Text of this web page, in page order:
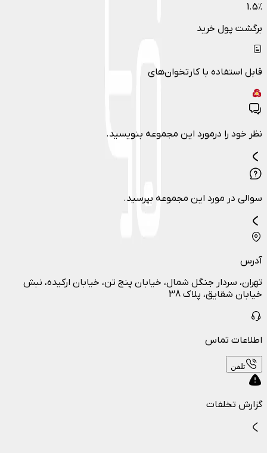
1.5٪
برگشت پول خرید
قابل استفاده با کارتخوان‌های
نظر خود را درمورد این مجموعه بنویسید.
سوالی در مورد این مجموعه بپرسید.
آدرس
تهران، سردار جنگل شمال، خیابان پنج تن، خیابان ارکیده، نبش
خیابان شقایق، پلاک 38
اطلاعات تماس
تلفن
گزارش تخلفات